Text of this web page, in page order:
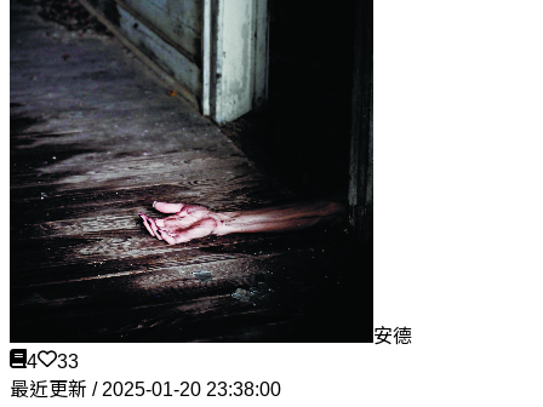
安德
4
33
最近更新 / 2025-01-20 23:38:00